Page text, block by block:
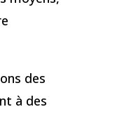
des
à des